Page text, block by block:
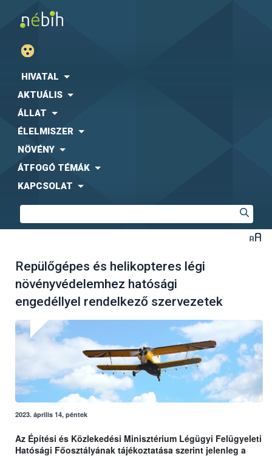
HIVATAL
AKTUÁLIS
ÁLLAT
ÉLELMISZER
NÖVÉNY
ÁTFOGÓ TÉMÁK
KAPCSOLAT
Repülőgépes és helikopteres légi
növényvédelemhez hatósági
engedéllyel rendelkező szervezetek
2023. április 14, péntek
Az Építési és Közlekedési Minisztérium Légügyi Felügyeleti
Hatósági Főosztályának tájékoztatása szerint jelenleg a